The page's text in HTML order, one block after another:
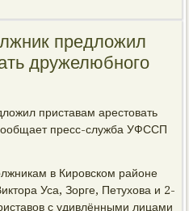
предложил
дружелюбного
приставам арестовать
пресс-служба УФССП
в Кировском районе
Уса, Зорге, Петухова и 2-
с удивлёнными лицами